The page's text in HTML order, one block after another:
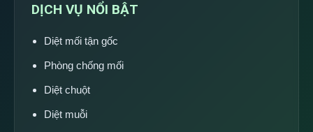
DỊCH VỤ NỔI BẬT
Diệt mối tận gốc
Phòng chống mối
Diệt chuột
Diệt muỗi